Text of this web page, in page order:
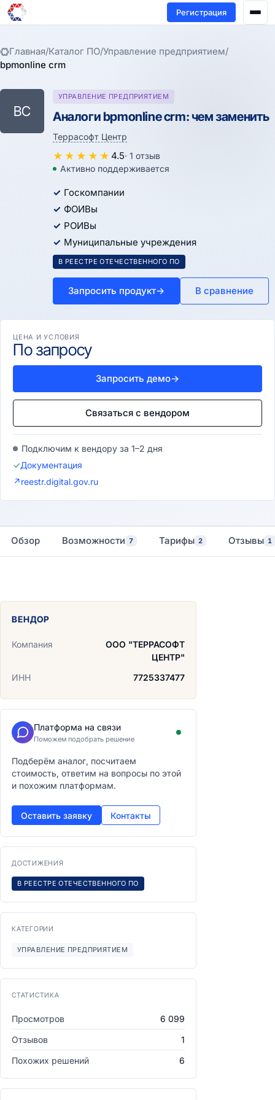
Регистрация
Главная/Каталог ПО/Управление предприятием/
bpmonline crm
BC
УПРАВЛЕНИЕ ПРЕДПРИЯТИЕМ
Аналоги bpmonline crm: чем заменить
Террасофт Центр
★ ★ ★ ★ ★ 4.5· 1 отзыв
Активно поддерживается
Госкомпании
ФОИВы
РОИВы
Муниципальные учреждения
В РЕЕСТРЕ ОТЕЧЕСТВЕННОГО ПО
Запросить продукт→ В сравнение
ЦЕНА И УСЛОВИЯ
По запросу
Запросить демо→
Связаться с вендором
Подключим к вендору за 1–2 дня
✓Документация
↗reestr.digital.gov.ru
Обзор Возможности 7 Тарифы 2 Отзывы 1
ВЕНДОР
Компания
ООО "ТЕРРАСОФТ
ЦЕНТР"
ИНН
7725337477
Платформа на связи
Поможем подобрать решение
Подберём аналог, посчитаем
стоимость, ответим на вопросы по этой
и похожим платформам.
Оставить заявку Контакты
ДОСТИЖЕНИЯ
В РЕЕСТРЕ ОТЕЧЕСТВЕННОГО ПО
КАТЕГОРИИ
УПРАВЛЕНИЕ ПРЕДПРИЯТИЕМ
СТАТИСТИКА
Просмотров
6 099
Отзывов
1
Похожих решений
6